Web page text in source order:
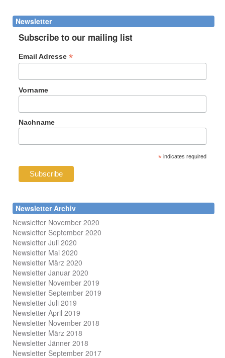
Newsletter
Subscribe to our mailing list
Email Adresse*
Vorname
Nachname
* indicates required
Newsletter Archiv
Newsletter November 2020
Newsletter September 2020
Newsletter Juli 2020
Newsletter Mai 2020
Newsletter März 2020
Newsletter Januar 2020
Newsletter November 2019
Newsletter September 2019
Newsletter Juli 2019
Newsletter April 2019
Newsletter November 2018
Newsletter März 2018
Newsletter Jänner 2018
Newsletter September 2017